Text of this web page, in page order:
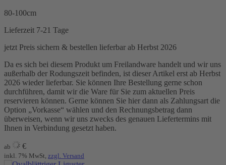
80-100cm
Lieferzeit 7-21 Tage
jetzt Preis sichern & bestellen lieferbar ab Herbst 2026
Da es sich bei diesem Produkt um Freilandware handelt und wir uns
außerhalb der Rodungszeit befinden, ist dieser Artikel erst ab Herbst
2026 wieder lieferbar. Sie können Ihre Bestellung gerne schon
durchführen, damit wir die Ware für Sie zum aktuellen Preis
reservieren können. Gerne können Sie hier dann als Zahlungsart die
Option „Vorkasse“ wählen und den Rechnungsbetrag dann
überweisen, wenn wir uns zwecks des genauen Liefertermins mit
Ihnen in Verbindung gesetzt haben.
ab €
inkl. 7% MwSt, zzgl. Versand